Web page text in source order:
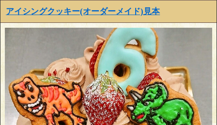
アイシングクッキー(オーダーメイド)見本